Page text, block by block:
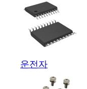
운전자